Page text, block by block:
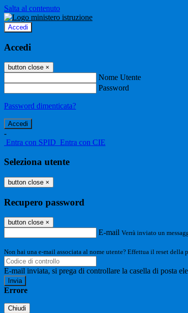
Salta al contenuto
Accedi
Accedi
button close ×
Nome Utente
Password
Password dimenticata?
-
Entra con SPID Entra con CIE
Seleziona utente
button close ×
Recupero password
button close ×
E-mail Verrà inviato un
Non hai una e-mail associata al nome utente? Effettua il reset della
E-mail inviata, si prega di controllare la casella di posta
Errore
Chiudi